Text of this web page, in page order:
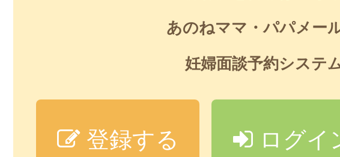
あのねママ・パパメー
妊婦面談予約システ
登録する ログイ